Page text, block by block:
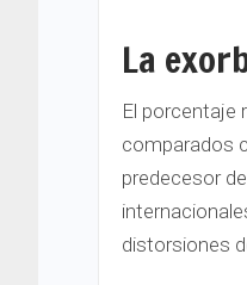
La
El porcentaje
comparados
predecesor
distorsiones